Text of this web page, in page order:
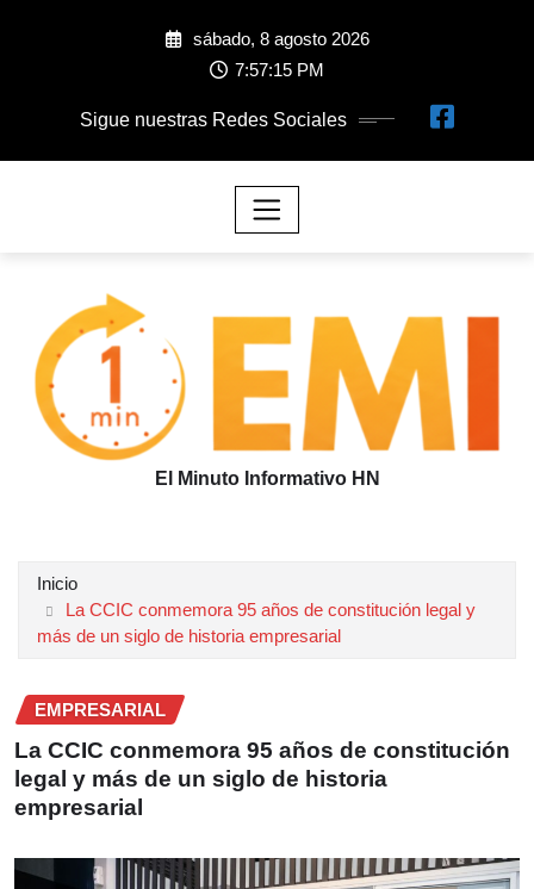
sábado, 8 agosto 2026
7:57:16 PM
Sigue nuestras Redes Sociales
El Minuto Informativo HN
Inicio
La CCIC conmemora 95 años de constitución legal y
más de un siglo de historia empresarial
EMPRESARIAL
La CCIC conmemora 95 años de constitución
legal y más de un siglo de historia
empresarial